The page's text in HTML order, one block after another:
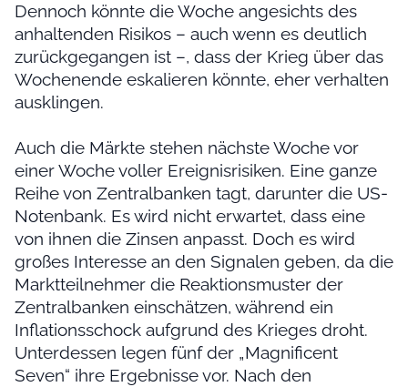
Dennoch könnte die Woche angesichts des
anhaltenden Risikos – auch wenn es deutlich
zurückgegangen ist –, dass der Krieg über das
Wochenende eskalieren könnte, eher verhalten
ausklingen.
Auch die Märkte stehen nächste Woche vor
einer Woche voller Ereignisrisiken. Eine ganze
Reihe von Zentralbanken tagt, darunter die US-
Notenbank. Es wird nicht erwartet, dass eine
von ihnen die Zinsen anpasst. Doch es wird
großes Interesse an den Signalen geben, da die
Marktteilnehmer die Reaktionsmuster der
Zentralbanken einschätzen, während ein
Inflationsschock aufgrund des Krieges droht.
Unterdessen legen fünf der „Magnificent
Seven“ ihre Ergebnisse vor. Nach den